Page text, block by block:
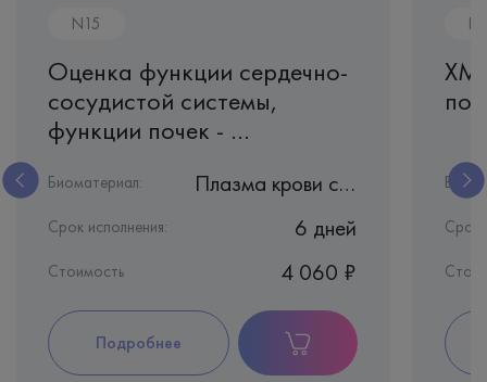
N15
Оценка функции сердечно-
сосудистой системы,
функции почек - ...
Биоматериал: Плазма крови с ЭДТА
Срок исполнения: 6 дней
Стоимость 4 060 ₽
Подробнее
Срок